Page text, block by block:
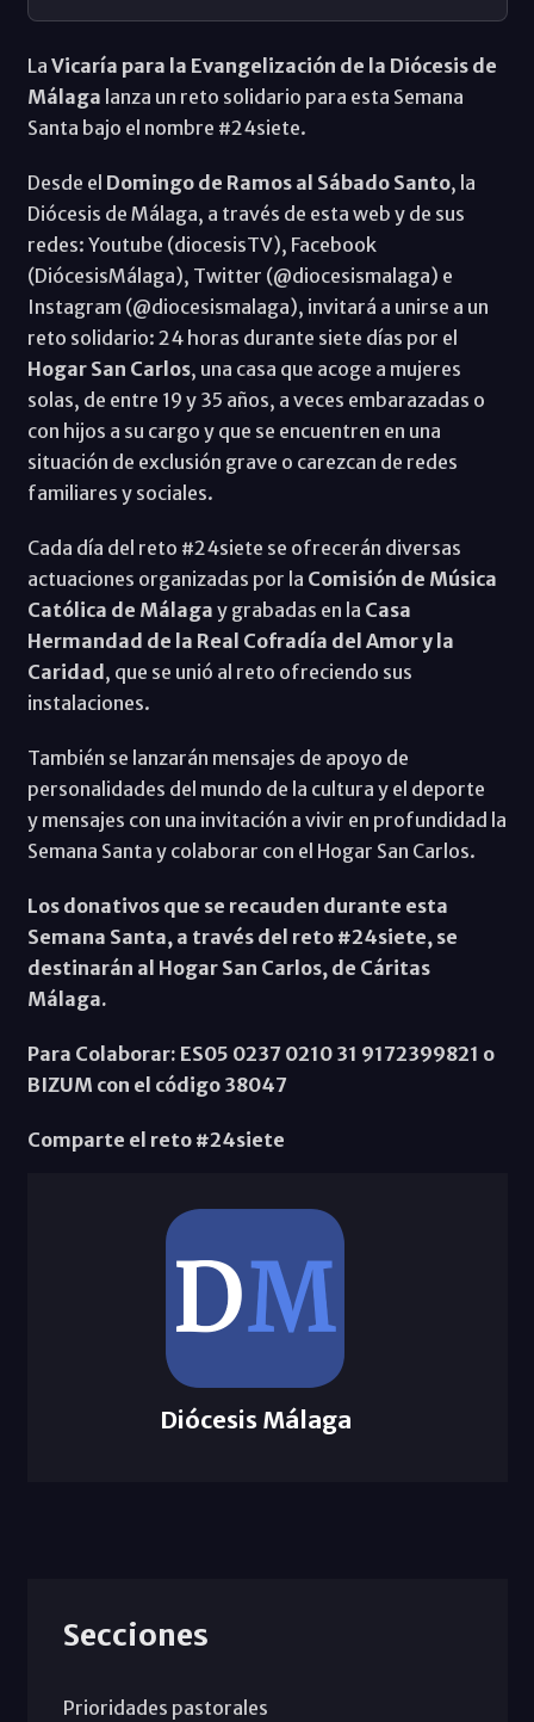
La Vicaría para la Evangelización de la Diócesis de
Málaga lanza un reto solidario para esta Semana
Santa bajo el nombre #24siete.
Desde el Domingo de Ramos al Sábado Santo, la
Diócesis de Málaga, a través de esta web y de sus
redes: Youtube (diocesisTV), Facebook
(DiócesisMálaga), Twitter (@diocesismalaga) e
Instagram (@diocesismalaga), invitará a unirse a un
reto solidario: 24 horas durante siete días por el
Hogar San Carlos, una casa que acoge a mujeres
solas, de entre 19 y 35 años, a veces embarazadas o
con hijos a su cargo y que se encuentren en una
situación de exclusión grave o carezcan de redes
familiares y sociales.
Cada día del reto #24siete se ofrecerán diversas
actuaciones organizadas por la Comisión de Música
Católica de Málaga y grabadas en la Casa
Hermandad de la Real Cofradía del Amor y la
Caridad, que se unió al reto ofreciendo sus
instalaciones.
También se lanzarán mensajes de apoyo de
personalidades del mundo de la cultura y el deporte
y mensajes con una invitación a vivir en profundidad la
Semana Santa y colaborar con el Hogar San Carlos.
Los donativos que se recauden durante esta
Semana Santa, a través del reto #24siete, se
destinarán al Hogar San Carlos, de Cáritas
Málaga.
Para Colaborar: ES05 0237 0210 31 9172399821 o
BIZUM con el código 38047
Comparte el reto #24siete
Diócesis Málaga
Secciones
Prioridades pastorales